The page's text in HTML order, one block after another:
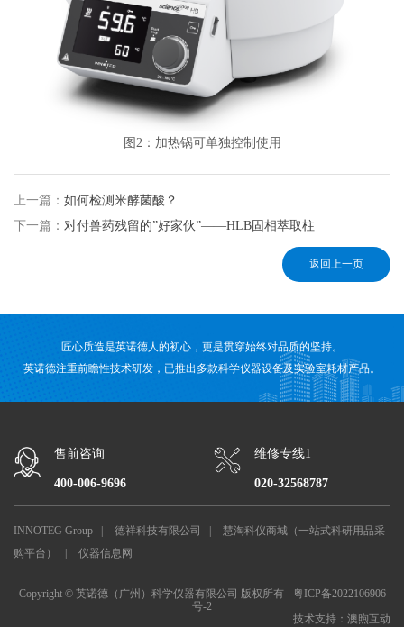
图 2：加热锅可单独控制使用
上一篇： 如何检测米酵菌酸？
下一篇： 对付兽药残留的”好家伙”——HLB固相萃取柱
返回上一页
匠心质造是英诺德人的初心，更是贯穿始终对品质的坚持。
英诺德注重前瞻性技术研发，已推出多款科学仪器设备及实验室耗材产品。
售前咨询
400-006-9696
维修专线1
020-32568787
INNOTEG Group 德祥科技有限公司
慧淘科仪商城（一站式科研用品采
购平台）
仪器信息网
Copyright © 英诺德（广州）科学仪器有限公司 版权所有
粤ICP备2022106906
号-2
技术支持： 澳煦互动